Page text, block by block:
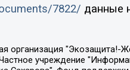
7822/ данные
"В защиту прав заключенных", Частное учреждение "Центр поддержки и содействия развитию средств массовой информации", Пензенский региональный общественный благотворительный фонд "Гражданский союз", "Север.Реалии", Некоммерческая организация Фонд "Правовая инициатива", Общество с ограниченной ответственностью "Радио Свободная Европа/Радио Свобода", Чешское информационное агентство "MEDIUM-ORIENT", Красноярская региональная общественная организация "Мы против СПИДа", Камалягин Денис Николаевич, Маркелов Сергей Евгеньевич, Пономарев Лев Александрович, Савицкая Людмила Алексеевна, Автономная некоммерческая организация "Центр по работе с проблемой насилия "НАСИЛИЮ.НЕТ", Межрегиональный профессиональный союз работников здравоохранения "Альянс врачей", Юридическое лицо, зарегистрированное в Латвийской Республике, SIA "Medusa Project" (регистрационный номер 40103797863, дата регистрации 10.06.2014), Некоммерческая организация "Фонд по борьбе с коррупцией", Автономная некоммерческая организация "Институт права и публичной политики", Баданин Роман Сергеевич, Гликин Максим Александрович, Железнова Мария Михайловна, Лукьянова Юлия Сергеевна, Маетная Елизавета Витальевна, Маняхин Петр Борисович, Чуракова Ольга Владимировна, Ярош Юлия Петровна, Юридическое лицо "The Insider SIA", зарегистрированное в Риге, Латвийская Республика (дата регистрации 26.06.2015), являющееся администратором доменного имени интернет-издания "The Insider SIA", https://theins.ru, Постернак Алексей Евгеньевич, Рубин Михаил Аркадьевич, Анин Роман Александрович, Юридическое лицо Istories fonds, зарегистрированное в Латвийской Республике (регистрационный номер 50008295751,